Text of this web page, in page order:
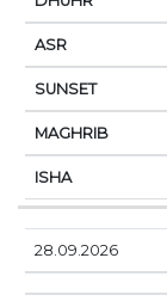
28.09.2026